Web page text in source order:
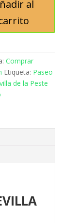
al
Comprar
Etiqueta: Paseo
de la Peste